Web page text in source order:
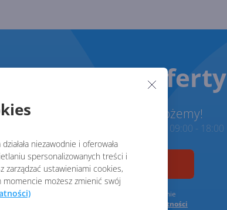
niezawodnie i oferowała
spersonalizowanych treści i
zarządzać ustawieniami cookies,
możesz zmienić swój
w wyborze oferty
numer, oddzwonimy i pomożemy!
15 minut w dni robocze w godzinach 09:00 - 18:00
numer telefonu wyrażasz zgodę na przetwarzanie
Polityki Prywatności